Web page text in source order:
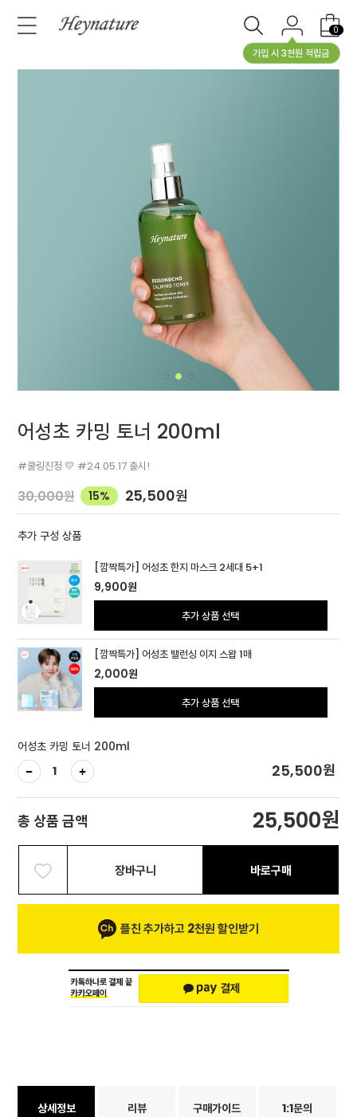
가입 시 3천원 적립금
0
어성초 카밍 토너 200ml
#쿨링진정 💛 #24.05.17 출시!
30,000원 15% 25,500원
추가 구성 상품
[깜짝특가] 어성초 한지 마스크 2세대 5+1
9,900원
추가 상품 선택
[깜짝특가] 어성초 밸런싱 이지 스왑 1매
2,000원
추가 상품 선택
어성초 카밍 토너 200ml
25,500원
총 상품 금액 25,500원
장바구니 바로구매
플친 추가하고 2천원 할인받기
상세정보 리뷰 구매가이드 1:1문의